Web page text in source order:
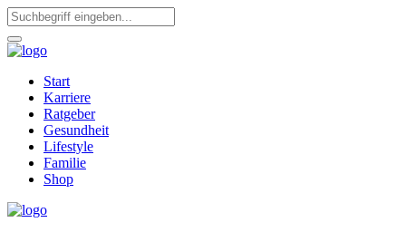
Start
Karriere
Ratgeber
Gesundheit
Lifestyle
Familie
Shop